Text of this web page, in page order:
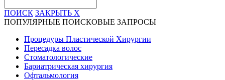
ПОИСК ЗАКРЫТЬ X
ПОПУЛЯРНЫЕ ПОИСКОВЫЕ ЗАПРОСЫ
Процедуры Пластической Хирургии
Пересадка волос
Стоматологические
Бариатрическая хирургия
Офтальмология